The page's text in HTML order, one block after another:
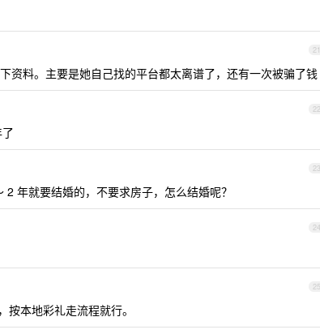
21
资料。主要是她自己找的平台都太离谱了，还有一次被骗了钱
22
23
年就要结婚的，不要求房子，怎么结婚呢？
24
25
本地彩礼走流程就行。